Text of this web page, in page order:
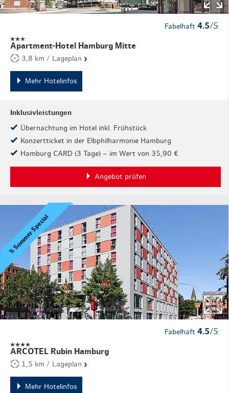
Fabelhaft4.5/5
Apartment-Hotel Hamburg Mitte
3,8 km / Lageplan ›
Mehr Hotelinfos
Inklusivleistungen
Übernachtung im Hotel inkl. Frühstück
Konzertticket in der Elbphilharmonie Hamburg
Hamburg CARD (3 Tage) – im Wert von 35,90 €
Angebot prüfen
Fabelhaft4.5/5
ARCOTEL Rubin Hamburg
1,5 km / Lageplan ›
Mehr Hotelinfos
% Sommer Special